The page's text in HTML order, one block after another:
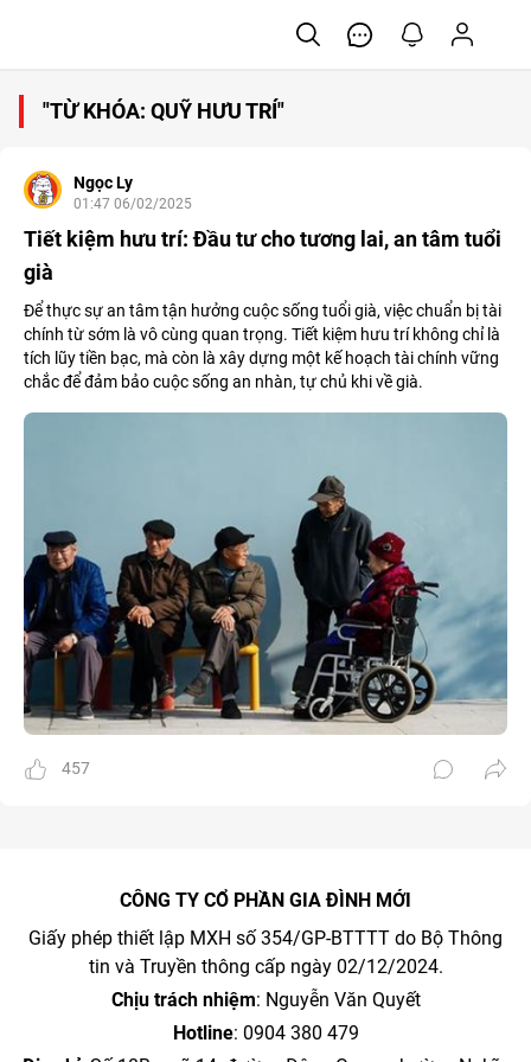
"TỪ KHÓA: QUỸ HƯU TRÍ"
Ngọc Ly
01:47 06/02/2025
Tiết kiệm hưu trí: Đầu tư cho tương lai, an tâm tuổi
già
Để thực sự an tâm tận hưởng cuộc sống tuổi già, việc chuẩn bị tài
chính từ sớm là vô cùng quan trọng. Tiết kiệm hưu trí không chỉ là
tích lũy tiền bạc, mà còn là xây dựng một kế hoạch tài chính vững
chắc để đảm bảo cuộc sống an nhàn, tự chủ khi về già.
457
CÔNG TY CỔ PHẦN GIA ĐÌNH MỚI
Giấy phép thiết lập MXH số 354/GP-BTTTT do Bộ Thông
tin và Truyền thông cấp ngày 02/12/2024.
Chịu trách nhiệm: Nguyễn Văn Quyết
Hotline: 0904 380 479